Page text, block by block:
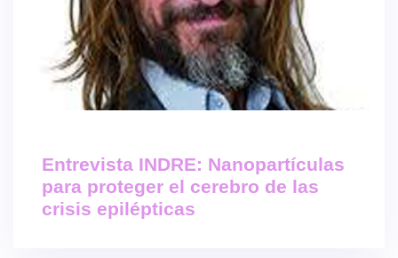
Entrevista INDRE: Nanopartículas
para proteger el cerebro de las
crisis epilépticas